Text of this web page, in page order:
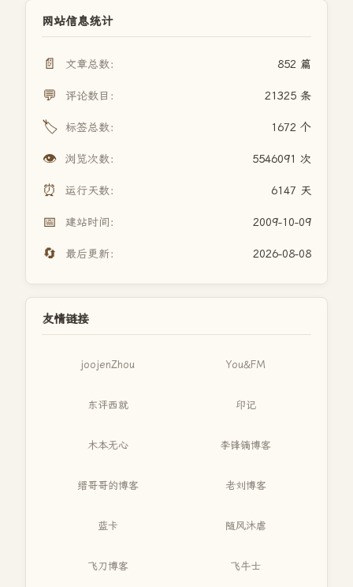
网站信息统计
📄 文章总数： 852 篇
💬 评论数目： 21325 条
🏷️ 标签总数： 1672 个
👁️ 浏览次数： 5546091 次
⏰ 运行天数： 6147 天
📅 建站时间： 2009-10-09
🔄 最后更新： 2026-08-08
友情链接
joojenZhou You&FM
东评西就 印记
木本无心 李锋镝博客
缙哥哥的博客 老刘博客
蓝卡 随风沐虐
飞刀博客 飞牛士